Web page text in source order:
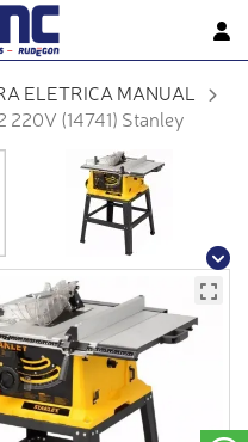
ELETRICA MANUAL
220V (14741) Stanley